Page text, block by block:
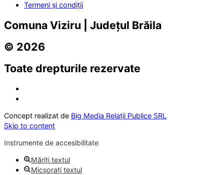
Termeni și condiții
Comuna Viziru | Județul Brăila
© 2026
Toate drepturile rezervate
Concept realizat de Big Media Relații Publice SRL
Skip to content
Instrumente de accesibilitate
Măriți textul
Micșorați textul